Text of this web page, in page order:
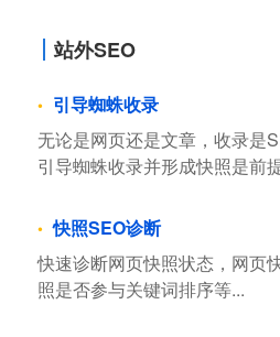
站外SEO
引导蜘蛛收录
无论是网页还是文章，收录是
引导蜘蛛收录并形成快照是前
快照SEO诊断
快速诊断网页快照状态，网页
照是否参与关键词排序等...